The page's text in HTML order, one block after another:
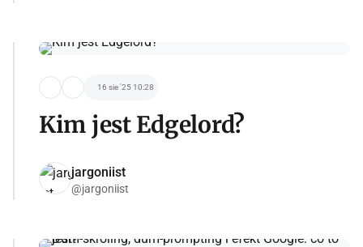
16 sie '25 10:28
Kim jest Edgelord?
jargoniist
@jargoniist